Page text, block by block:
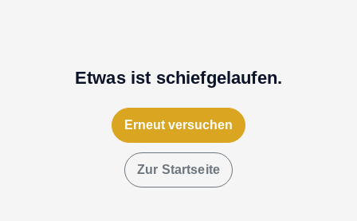
Etwas ist schiefgelaufen.
Erneut versuchen
Zur Startseite